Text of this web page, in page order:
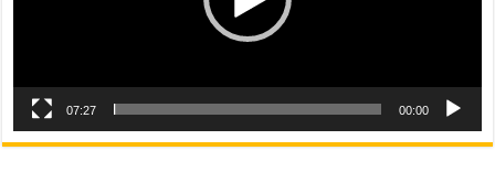
00:00
07:27